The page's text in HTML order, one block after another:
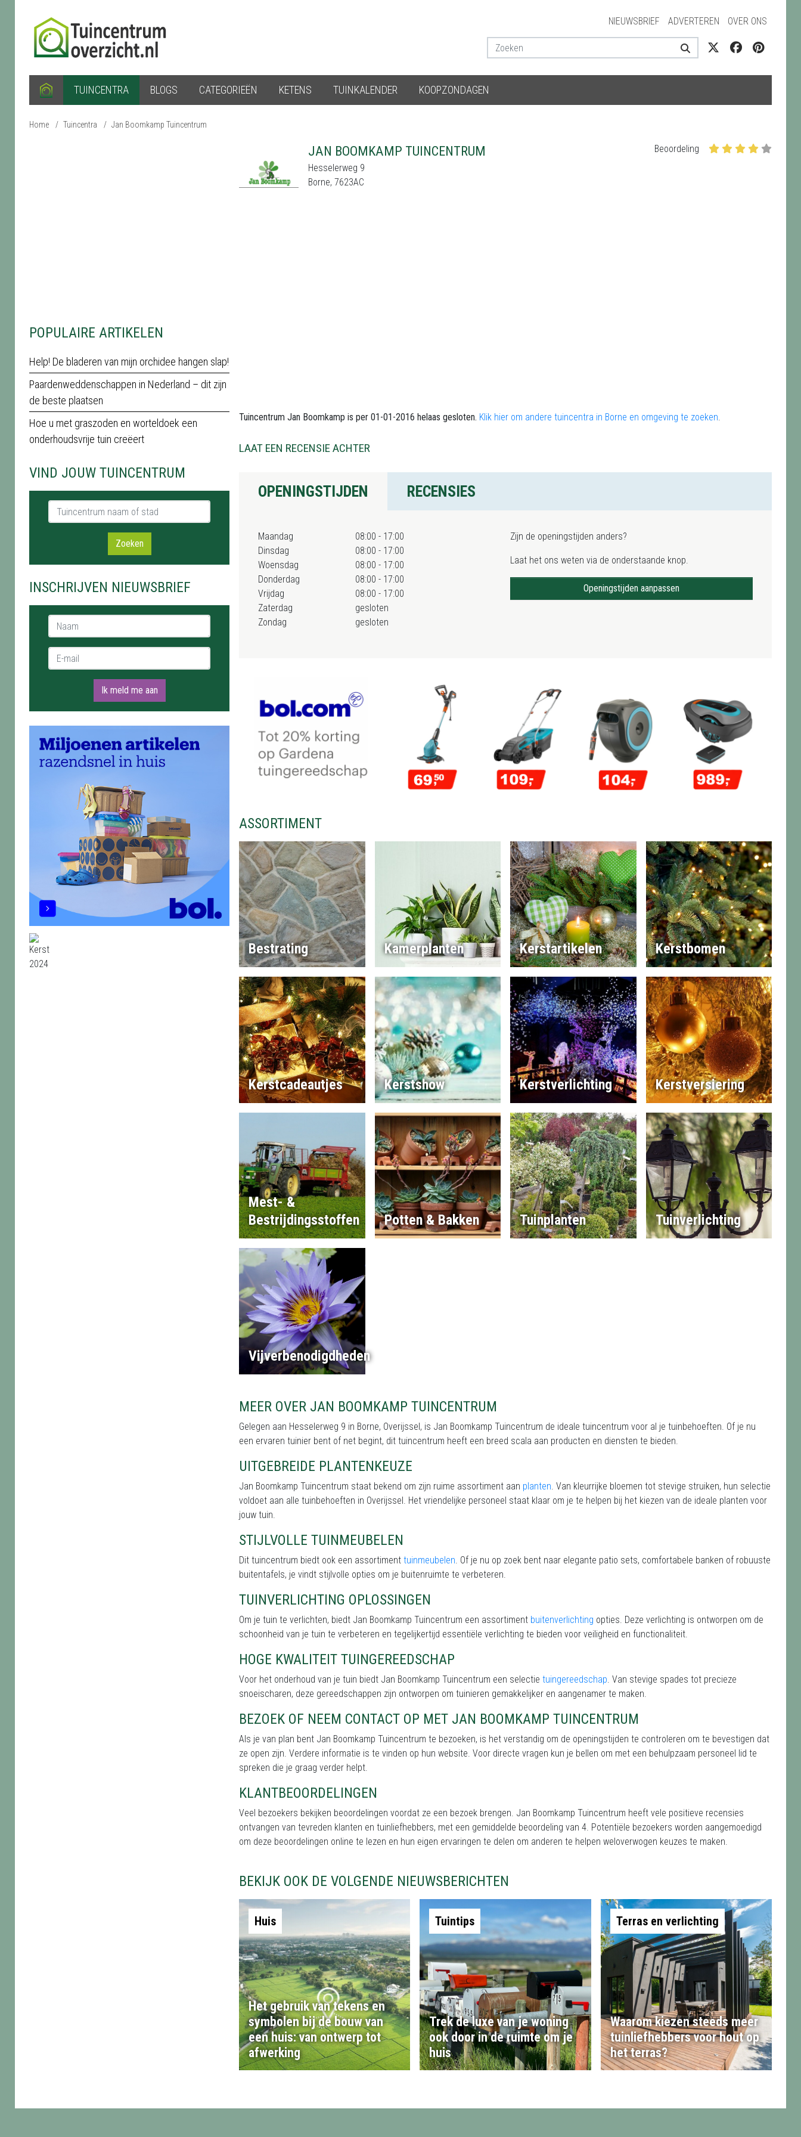
NIEUWSBRIEF ADVERTEREN OVER ONS
TUINCENTRA BLOGS CATEGORIEËN KETENS TUINKALENDER KOOPZONDAGEN
Home / Tuincentra / Jan Boomkamp Tuincentrum
POPULAIRE ARTIKELEN
Help! De bladeren van mijn orchidee hangen slap!
Paardenweddenschappen in Nederland – dit zijn
de beste plaatsen
Hoe u met graszoden en worteldoek een
onderhoudsvrije tuin creëert
VIND JOUW TUINCENTRUM
Tuincentrum naam of stad
Zoeken
INSCHRIJVEN NIEUWSBRIEF
Naam *
E-mail *
Ik meld me aan
JAN BOOMKAMP TUINCENTRUM
Hesselerweg 9
Borne, 7623AC
Beoordeling
Tuincentrum Jan Boomkamp is per 01-01-2016 helaas gesloten. Klik hier om andere tuincentra in Borne en omgeving te zoeken.
LAAT EEN RECENSIE ACHTER
OPENINGSTIJDEN RECENSIES
Maandag
08:00 - 17:00
Dinsdag
08:00 - 17:00
Woensdag
08:00 - 17:00
Donderdag
08:00 - 17:00
Vrijdag
08:00 - 17:00
Zaterdag
gesloten
Zondag
gesloten
Zijn de openingstijden anders?
Laat het ons weten via de onderstaande knop.
Openingstijden aanpassen
ASSORTIMENT
Bestrating Kamerplanten Kerstartikelen Kerstbomen
Kerstcadeautjes Kerstshow Kerstverlichting Kerstversiering
Mest- &
Bestrijdingsstoffen
Potten & Bakken Tuinplanten Tuinverlichting
Vijverbenodigdheden
MEER OVER JAN BOOMKAMP TUINCENTRUM
Gelegen aan Hesselerweg 9 in Borne, Overijssel, is Jan Boomkamp Tuincentrum de ideale tuincentrum voor al je tuinbehoeften. Of je nu
een ervaren tuinier bent of net begint, dit tuincentrum heeft een breed scala aan producten en diensten te bieden.
UITGEBREIDE PLANTENKEUZE
Jan Boomkamp Tuincentrum staat bekend om zijn ruime assortiment aan planten . Van kleurrijke bloemen tot stevige struiken, hun selectie
voldoet aan alle tuinbehoeften in Overijssel. Het vriendelijke personeel staat klaar om je te helpen bij het kiezen van de ideale planten voor
jouw tuin.
STIJLVOLLE TUINMEUBELEN
Dit tuincentrum biedt ook een assortiment tuinmeubelen . Of je nu op zoek bent naar elegante patio sets, comfortabele banken of robuuste
buitentafels, je vindt stijlvolle opties om je buitenruimte te verbeteren.
TUINVERLICHTING OPLOSSINGEN
Om je tuin te verlichten, biedt Jan Boomkamp Tuincentrum een assortiment buitenverlichting opties. Deze verlichting is ontworpen om de
schoonheid van je tuin te verbeteren en tegelijkertijd essentiële verlichting te bieden voor veiligheid en functionaliteit.
HOGE KWALITEIT TUINGEREEDSCHAP
Voor het onderhoud van je tuin biedt Jan Boomkamp Tuincentrum een selectie tuingereedschap . Van stevige spades tot precieze
snoeischaren, deze gereedschappen zijn ontworpen om tuinieren gemakkelijker en aangenamer te maken.
BEZOEK OF NEEM CONTACT OP MET JAN BOOMKAMP TUINCENTRUM
Als je van plan bent Jan Boomkamp Tuincentrum te bezoeken, is het verstandig om de openingstijden te controleren om te bevestigen dat
ze open zijn. Verdere informatie is te vinden op hun website. Voor directe vragen kun je bellen om met een behulpzaam personeel lid te
spreken die je graag verder helpt.
KLANTBEOORDELINGEN
Veel bezoekers bekijken beoordelingen voordat ze een bezoek brengen. Jan Boomkamp Tuincentrum heeft vele positieve recensies
ontvangen van tevreden klanten en tuinliefhebbers, met een gemiddelde beoordeling van 4. Potentiële bezoekers worden aangemoedigd
om deze beoordelingen online te lezen en hun eigen ervaringen te delen om anderen te helpen weloverwogen keuzes te maken.
BEKIJK OOK DE VOLGENDE NIEUWSBERICHTEN
Huis
Het gebruik van tekens en
symbolen bij de bouw van
een huis: van ontwerp tot
afwerking
Tuintips
Trek de luxe van je woning
ook door in de ruimte om je
huis
Terras en verlichting
Waarom kiezen steeds meer
tuinliefhebbers voor hout op
het terras?